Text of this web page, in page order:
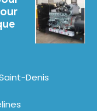
Denis